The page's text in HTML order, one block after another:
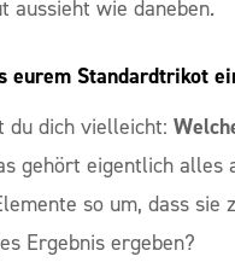
aussieht wie daneben.
eurem Standardtrikot
du dich vielleicht:
gehört eigentlich alles
so um, dass sie
Ergebnis ergeben?